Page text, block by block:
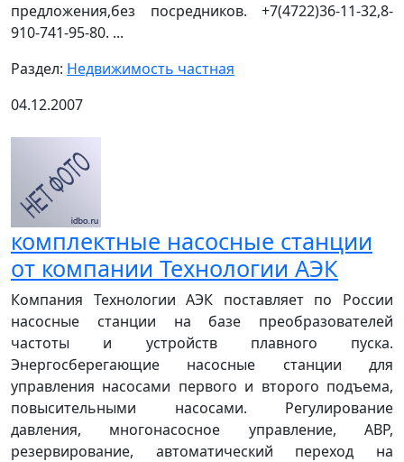
предложения,без посредников. +7(4722)36-11-32,8-
910-741-95-80. ...
Раздел: Недвижимость частная
04.12.2007
комплектные насосные станции
от компании Технологии АЭК
Компания Технологии АЭК поставляет по России
насосные станции на базе преобразователей
частоты и устройств плавного пуска.
Энергосберегающие насосные станции для
управления насосами первого и второго подъема,
повысительными насосами. Регулирование
давления, многонасосное управление, АВР,
резервирование, автоматический переход на